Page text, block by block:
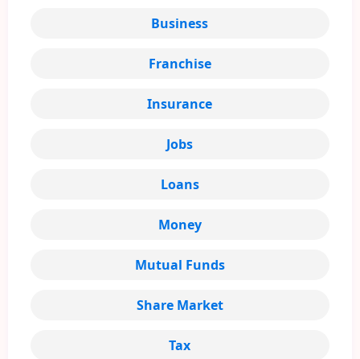
Business
Franchise
Insurance
Jobs
Loans
Money
Mutual Funds
Share Market
Tax